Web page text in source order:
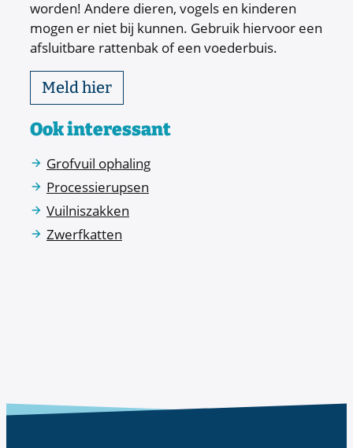
worden! Andere dieren, vogels en kinderen
mogen er niet bij kunnen. Gebruik hiervoor een
afsluitbare rattenbak of een voederbuis.
Meld hier
Ook interessant
Grofvuil ophaling
Processierupsen
Vuilniszakken
Zwerfkatten